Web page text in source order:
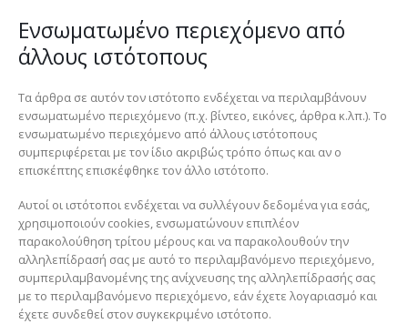
Ενσωματωμένο περιεχόμενο από
άλλους ιστότοπους
Τα άρθρα σε αυτόν τον ιστότοπο ενδέχεται να περιλαμβάνουν
ενσωματωμένο περιεχόμενο (π.χ. βίντεο, εικόνες, άρθρα κ.λπ.). Το
ενσωματωμένο περιεχόμενο από άλλους ιστότοπους
συμπεριφέρεται με τον ίδιο ακριβώς τρόπο όπως και αν ο
επισκέπτης επισκέφθηκε τον άλλο ιστότοπο.
Αυτοί οι ιστότοποι ενδέχεται να συλλέγουν δεδομένα για εσάς,
χρησιμοποιούν cookies, ενσωματώνουν επιπλέον
παρακολούθηση τρίτου μέρους και να παρακολουθούν την
αλληλεπίδρασή σας με αυτό το περιλαμβανόμενο περιεχόμενο,
συμπεριλαμβανομένης της ανίχνευσης της αλληλεπίδρασής σας
με το περιλαμβανόμενο περιεχόμενο, εάν έχετε λογαριασμό και
έχετε συνδεθεί στον συγκεκριμένο ιστότοπο.